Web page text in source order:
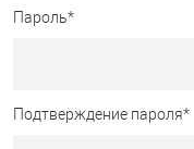
Пароль*
Подтверждение пароля*